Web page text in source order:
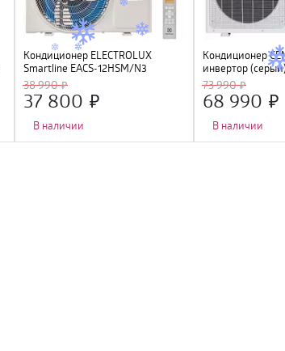
Кондиционер ELECTROLUX
Smartline EACS-12HSM/N3
38 990
37 800
В наличии
Кондиционер
инвертор
4D, 4 фильтра,
A++
73 990
68 990
В наличии